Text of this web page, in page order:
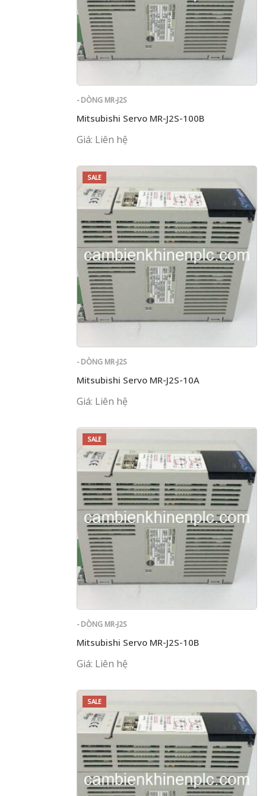
- DÒNG MR-J2S
Mitsubishi Servo MR-J2S-100B
Giá: Liên hệ
SALE
- DÒNG MR-J2S
Mitsubishi Servo MR-J2S-10A
Giá: Liên hệ
SALE
- DÒNG MR-J2S
Mitsubishi Servo MR-J2S-10B
Giá: Liên hệ
SALE